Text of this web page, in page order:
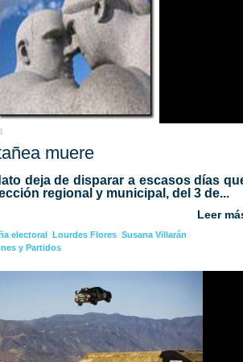
muere
deja de disparar a escasos días
regional y municipal, del 3 de...
Leer
electoral Lourdes Flores Susana Villarán
y Partidos